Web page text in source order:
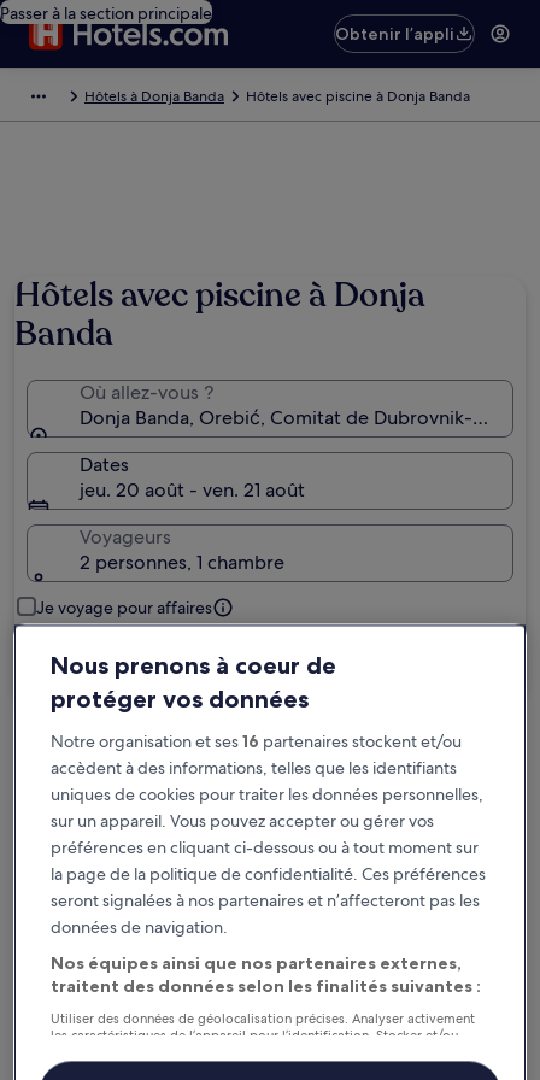
Passer à la section principale
Obtenir l’appli
Hôtels à Donja Banda Hôtels avec piscine à Donja Banda
Hôtels avec piscine à Donja
Banda
Où allez-vous ?
Donja Banda, Orebić, Comitat de Dubrovnik-
Dates
jeu. 20 août - ven. 21 août
Voyageurs
2 personnes, 1 chambre
Je voyage pour affaires
Rechercher
Options d’annulation gratuite en cas de
changement de programme
Gagnez des récompenses pour chaque
nuit séjournée
Économisez plus grâce aux Prix membres
Consultez les prix pour ces dates
Nous prenons à coeur de
protéger vos données
Notre organisation et ses16 partenaires stockent et/ou
accèdent à des informations, telles que les identifiants
uniques de cookies pour traiter les données personnelles,
sur un appareil. Vous pouvez accepter ou gérer vos
préférences en cliquant ci-dessous ou à tout moment sur
la page de la politique de confidentialité. Ces préférences
seront signalées à nos partenaires et n’affecteront pas les
données de navigation.
Nos équipes ainsi que nos partenaires externes,
traitent des données selon les finalités suivantes :
Utiliser des données de géolocalisation précises. Analyser activement
les caractéristiques de l’appareil pour l’identification. Stocker et/ou
personnalisés, mesure de performance des publicités et du contenu,